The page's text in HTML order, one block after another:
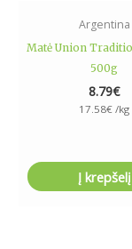
Argentina
Matė Union
500g
8.79€
17.58€ /kg
Į krepšelį